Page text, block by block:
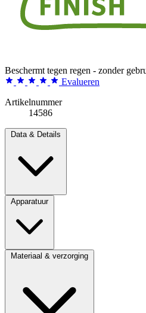
Beschermt tegen regen - zonder
Evalueren
Artikelnummer
14586
Data & Details
Apparatuur
Materiaal & verzorging